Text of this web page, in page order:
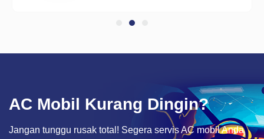
AC Mobil Kurang Dingin?
Jangan tunggu rusak total! Segera servis AC mobil Anda